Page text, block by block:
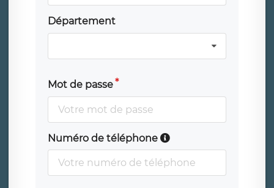
Département
Mot de passe
Numéro de téléphone